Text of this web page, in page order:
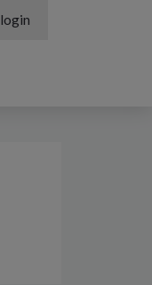
login